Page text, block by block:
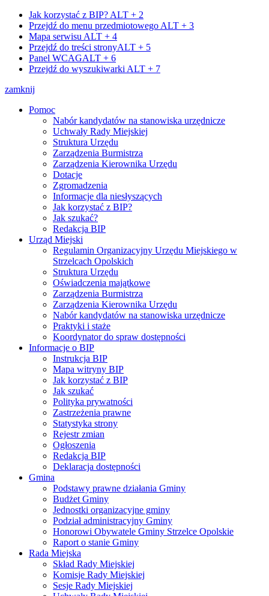
Jak korzystać z BIP? ALT + 2
Przejdź do menu przedmiotowego ALT + 3
Mapa serwisu ALT + 4
Przejdź do treści stronyALT + 5
Panel WCAGALT + 6
Przejdź do wyszukiwarki ALT + 7
zamknij
Pomoc
Nabór kandydatów na stanowiska urzędnicze
Uchwały Rady Miejskiej
Struktura Urzędu
Zarządzenia Burmistrza
Zarządzenia Kierownika Urzędu
Dotacje
Zgromadzenia
Informacje dla niesłyszących
Jak korzystać z BIP?
Jak szukać?
Redakcja BIP
Urząd Miejski
Regulamin Organizacyjny Urzędu Miejskiego w
Strzelcach Opolskich
Struktura Urzędu
Oświadczenia majątkowe
Zarządzenia Burmistrza
Zarządzenia Kierownika Urzędu
Nabór kandydatów na stanowiska urzędnicze
Praktyki i staże
Koordynator do spraw dostępności
Informacje o BIP
Instrukcja BIP
Mapa witryny BIP
Jak korzystać z BIP
Jak szukać
Polityka prywatności
Zastrzeżenia prawne
Statystyka strony
Rejestr zmian
Ogłoszenia
Redakcja BIP
Deklaracja dostępności
Gmina
Podstawy prawne działania Gminy
Budżet Gminy
Jednostki organizacyjne gminy
Podział administracyjny Gminy
Honorowi Obywatele Gminy Strzelce Opolskie
Raport o stanie Gminy
Rada Miejska
Skład Rady Miejskiej
Komisje Rady Miejskiej
Sesje Rady Miejskiej